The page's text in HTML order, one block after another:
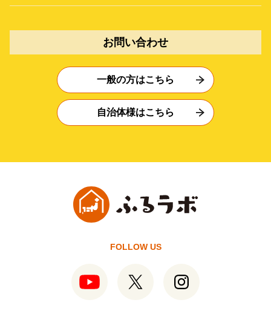
お問い合わせ
一般の方はこちら
自治体様はこちら
FOLLOW US